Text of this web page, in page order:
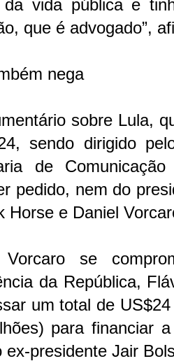
vida pública e
que é advogado”,
nega
sobre Lula,
sendo dirigido
de
pedido, nem do
Horse e Daniel
Vorcaro se
da República,
um total de
para financiar
ex-presidente Jair